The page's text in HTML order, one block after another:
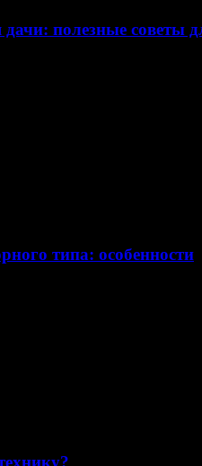
дачи: полезные
типа: особенности